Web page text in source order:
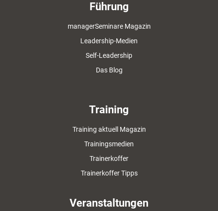
Führung
managerSeminare Magazin
Leadership-Medien
Self-Leadership
Das Blog
Training
Training aktuell Magazin
Trainingsmedien
Trainerkoffer
Trainerkoffer Tipps
Veranstaltungen